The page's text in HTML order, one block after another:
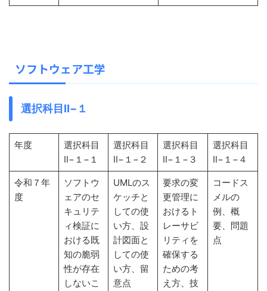
ソフトウェア工学
選択科目Ⅱ−１
年度
選択科目
Ⅱ−１−１
選択科目
Ⅱ−１−２
選択科目
Ⅱ−１−３
選択科目
Ⅱ−１−４
令和７年
度
ソフトウ
ェアのセ
キュリテ
ィ検証に
おける既
知の脆弱
性が存在
しないこ
UMLのス
ケッチと
しての使
い方、設
計図面と
しての使
い方、留
意点
要求の変
更管理に
おけるト
レーサビ
リティを
確保する
ための考
え方、技
コードス
メルの
例、概
要、問題
点